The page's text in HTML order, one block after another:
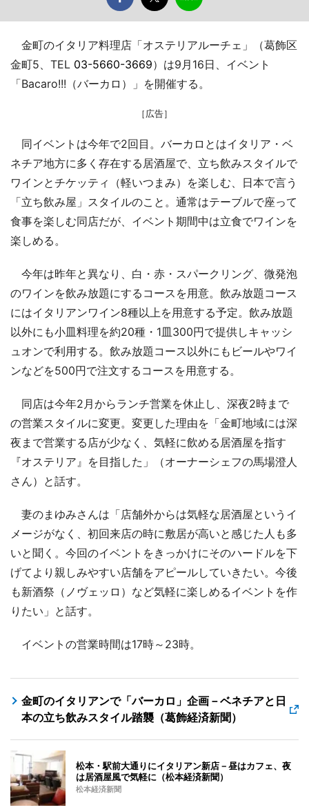
金町のイタリア料理店「オステリアルーチェ」（葛飾区
金町5、TEL 03-5660-3669）は9月16日、イベント
「Bacaro!!!（バーカロ）」を開催する。
［広告］
同イベントは今年で2回目。バーカロとはイタリア・ベ
ネチア地方に多く存在する居酒屋で、立ち飲みスタイルで
ワインとチケッティ（軽いつまみ）を楽しむ、日本で言う
「立ち飲み屋」スタイルのこと。通常はテーブルで座って
食事を楽しむ同店だが、イベント期間中は立食でワインを
楽しめる。
今年は昨年と異なり、白・赤・スパークリング、微発泡
のワインを飲み放題にするコースを用意。飲み放題コース
にはイタリアンワイン8種以上を用意する予定。飲み放題
以外にも小皿料理を約20種・1皿300円で提供しキャッシ
ュオンで利用する。飲み放題コース以外にもビールやワイ
ンなどを500円で注文するコースを用意する。
同店は今年2月からランチ営業を休止し、深夜2時まで
の営業スタイルに変更。変更した理由を「金町地域には深
夜まで営業する店が少なく、気軽に飲める居酒屋を指す
『オステリア』を目指した」（オーナーシェフの馬場澄人
さん）と話す。
妻のまゆみさんは「店舗外からは気軽な居酒屋というイ
メージがなく、初回来店の時に敷居が高いと感じた人も多
いと聞く。今回のイベントをきっかけにそのハードルを下
げてより親しみやすい店舗をアピールしていきたい。今後
も新酒祭（ノヴェッロ）など気軽に楽しめるイベントを作
りたい」と話す。
イベントの営業時間は17時～23時。
金町のイタリアンで「バーカロ」企画－ベネチアと日
本の立ち飲みスタイル踏襲（葛飾経済新聞）
松本・駅前大通りにイタリアン新店－昼はカフェ、夜
は居酒屋風で気軽に（松本経済新聞）
松本経済新聞